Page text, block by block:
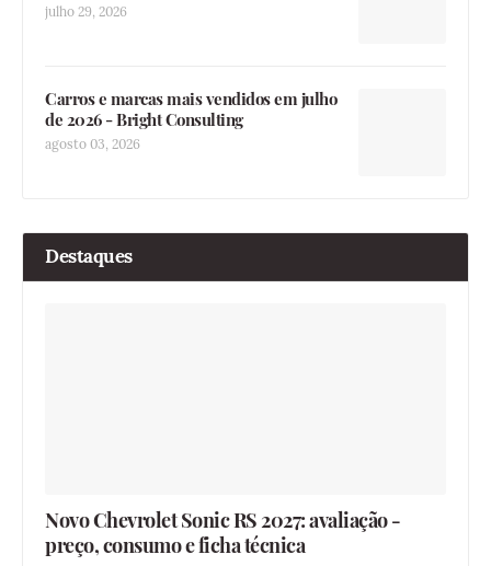
julho 29, 2026
Carros e marcas mais vendidos em julho
de 2026 - Bright Consulting
agosto 03, 2026
Destaques
Novo Chevrolet Sonic RS 2027: avaliação -
preço, consumo e ficha técnica